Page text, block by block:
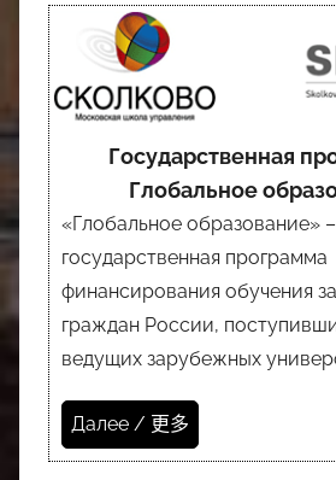
Государственная
Глобальное
«Глобальное образование»
государственная программа
финансирования обучения
граждан России,
ведущих зарубежных
Далее / 更多